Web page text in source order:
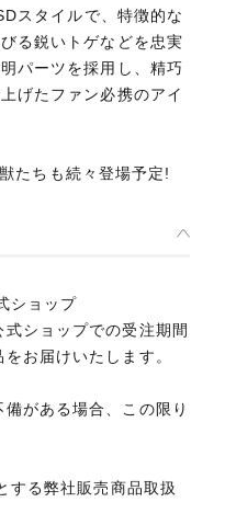
スタイルで、特徴的な
る鋭いトゲなどを忠実
パーツを採用し、精巧
げたファン必携のアイ
たちも続々登場予定!
ショップ
ショップでの受注期間
お届けいたします。
がある場合、この限り
する弊社販売商品取扱